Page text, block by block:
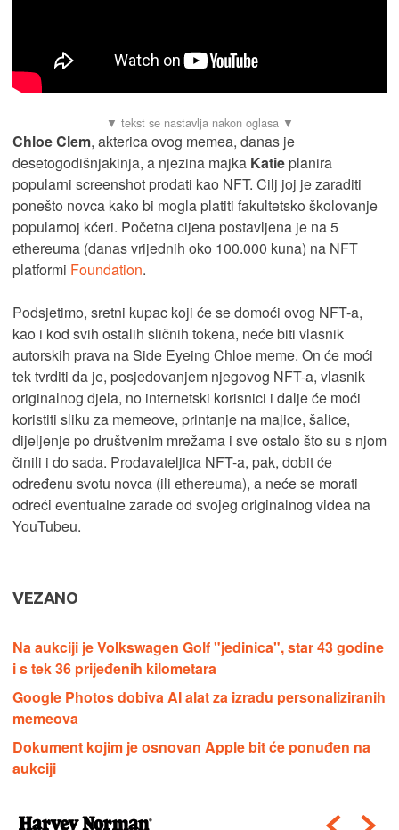
Chloe Clem, akterica ovog memea, danas je
desetogodišnjakinja, a njezina majka Katie planira
popularni screenshot prodati kao NFT. Cilj joj je zaraditi
ponešto novca kako bi mogla platiti fakultetsko školovanje
popularnoj kćeri. Početna cijena postavljena je na 5
ethereuma (danas vrijednih oko 100.000 kuna) na NFT
platformi Foundation.
Podsjetimo, sretni kupac koji će se domoći ovog NFT-a,
kao i kod svih ostalih sličnih tokena, neće biti vlasnik
autorskih prava na Side Eyeing Chloe meme. On će moći
tek tvrditi da je, posjedovanjem njegovog NFT-a, vlasnik
originalnog djela, no internetski korisnici i dalje će moći
koristiti sliku za memeove, printanje na majice, šalice,
dijeljenje po društvenim mrežama i sve ostalo što su s njom
činili i do sada. Prodavateljica NFT-a, pak, dobit će
određenu svotu novca (ili ethereuma), a neće se morati
odreći eventualne zarade od svojeg originalnog videa na
YouTubeu.
VEZANO
Na aukciji je Volkswagen Golf "jedinica", star 43 godine
i s tek 36 prijeđenih kilometara
Google Photos dobiva AI alat za izradu personaliziranih
memeova
Dokument kojim je osnovan Apple bit će ponuđen na
aukciji